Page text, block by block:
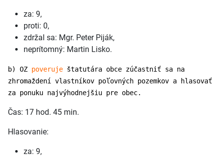
za: 9,
proti: 0,
zdržal sa: Mgr. Peter Piják,
neprítomný: Martin Lisko.
b) OZ poveruje štatutára obce zúčastniť sa na
zhromaždení vlastníkov poľovných pozemkov a hlasovať
za ponuku najvýhodnejšiu pre obec.
Čas: 17 hod. 45 min.
Hlasovanie:
za: 9,